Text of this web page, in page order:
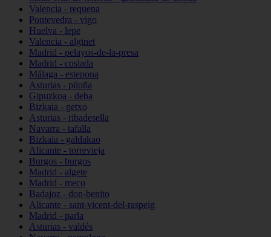
Valencia - requena
Pontevedra - vigo
Huelva - lepe
Valencia - alginet
Madrid - pelayos-de-la-presa
Madrid - coslada
Málaga - estepona
Asturias - piloña
Gipuzkoa - deba
Bizkaia - getxo
Asturias - ribadesella
Navarra - tafalla
Bizkaia - galdakao
Alicante - torrevieja
Burgos - burgos
Madrid - algete
Madrid - meco
Badajoz - don-benito
Alicante - sant-vicent-del-raspeig
Madrid - parla
Asturias - valdés